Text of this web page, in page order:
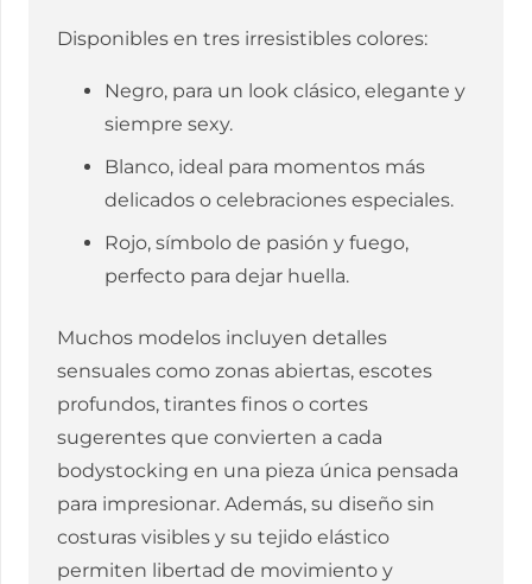
Disponibles en tres irresistibles colores:
Negro, para un look clásico, elegante y
siempre sexy.
Blanco, ideal para momentos más
delicados o celebraciones especiales.
Rojo, símbolo de pasión y fuego,
perfecto para dejar huella.
Muchos modelos incluyen detalles
sensuales como zonas abiertas, escotes
profundos, tirantes finos o cortes
sugerentes que convierten a cada
bodystocking en una pieza única pensada
para impresionar. Además, su diseño sin
costuras visibles y su tejido elástico
permiten libertad de movimiento y